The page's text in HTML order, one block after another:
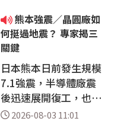
4.43點，上漲464.68
點，漲.08%，成交值
約新台幣5538.54億
熊本強震／晶圓廠如
何挺過地震？ 專家揭三
關鍵
日本熊本日前發生規模
7.1強震，半導體廠震
後迅速展開復工，也讓
外界再度關注高精密晶
2026-08-03 11:01